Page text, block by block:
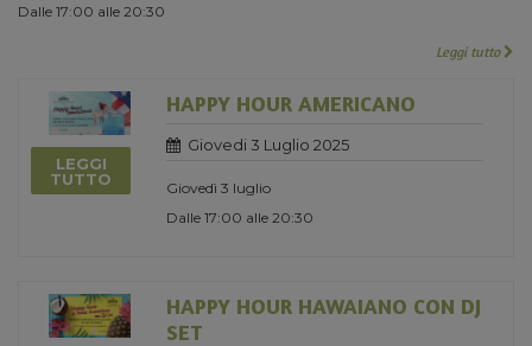
Dalle 17:00 alle 20:30
Leggi tutto
LEGGI
TUTTO
HAPPY HOUR AMERICANO
Giovedi 3 Luglio 2025
Giovedì 3 luglio
Dalle 17:00 alle 20:30
HAPPY HOUR HAWAIANO CON DJ
SET